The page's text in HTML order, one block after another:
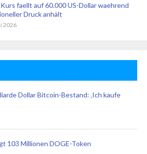
faellt auf 60.000 US-Dollar waehrend
Druck anhält
2026
Dollar Bitcoin-Bestand: ‚Ich kaufe
103 Millionen DOGE-Token